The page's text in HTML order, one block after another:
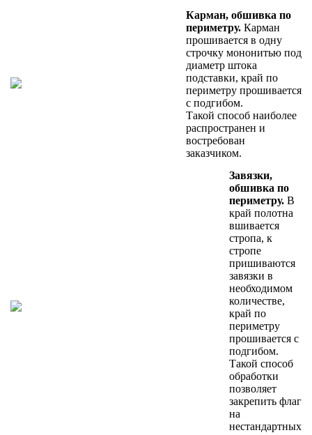
Карман, обшивка по
периметру. Карман
прошивается в одну
строчку мононитью под
диаметр штока
подставки, край по
периметру прошивается
с подгибом.
Такой способ наиболее
распространен и
востребован
заказчиком.
Завязки,
обшивка по
периметру. В
край полотна
вшивается
стропа, к
стропе
пришиваются
завязки в
необходимом
количестве,
край по
периметру
прошивается с
подгибом.
Такой способ
обработки
позволяет
закрепить флаг
на
нестандартных